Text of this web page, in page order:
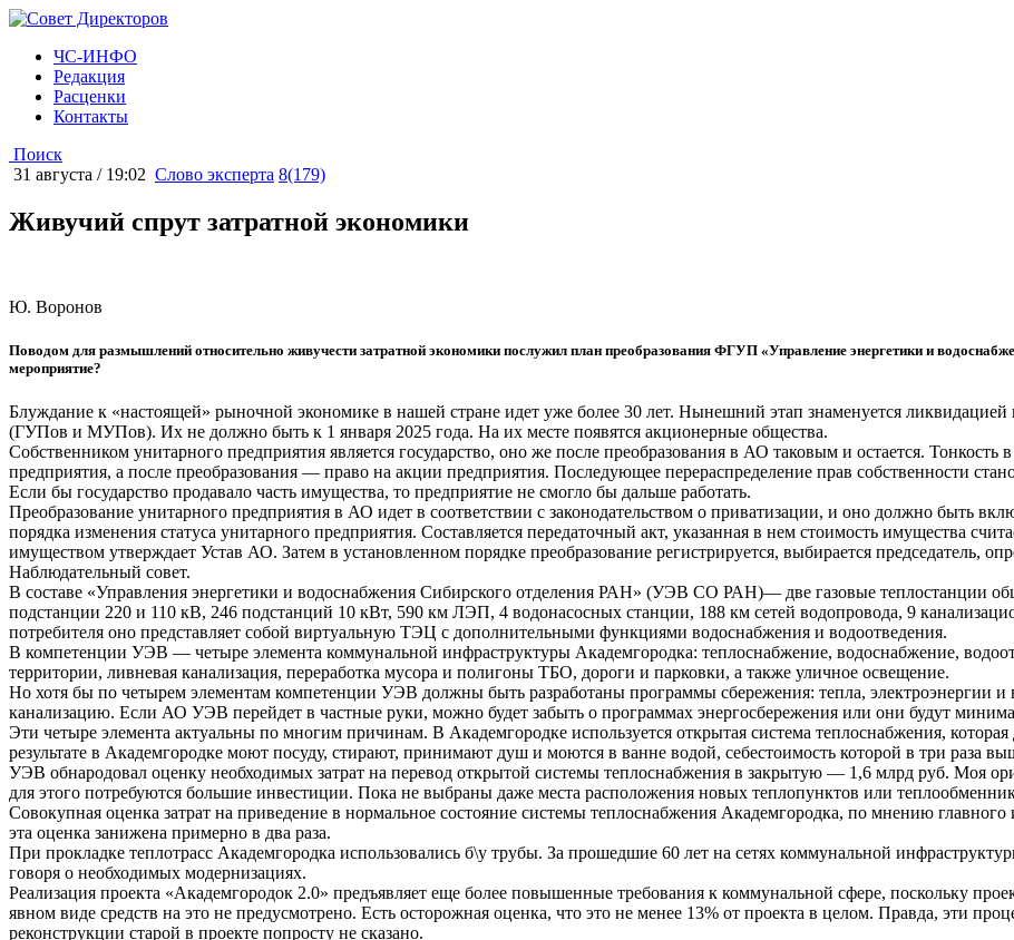
ЧС-ИНФО
Редакция
Расценки
Контакты
Поиск
31 августа / 19:02 Слово эксперта 8(179)
Живучий спрут затратной экономики
Ю. Воронов
Поводом для размышлений относительно живучести затратной экономики послужил план преобразования ФГУП «Управление энергетики и
мероприятие?
Блуждание к «настоящей» рыночной экономике в нашей стране идет уже более 30 лет. Нынешний этап знаменуется
(ГУПов и МУПов). Их не должно быть к 1 января 2025 года. На их месте появятся акционерные общества.
Собственником унитарного предприятия является государство, оно же после преобразования в АО таковым и остается.
предприятия, а после преобразования — право на акции предприятия. Последующее перераспределение прав собственности
Если бы государство продавало часть имущества, то предприятие не смогло бы дальше работать.
Преобразование унитарного предприятия в АО идет в соответствии с законодательством о приватизации, и оно должно быть
порядка изменения статуса унитарного предприятия. Составляется передаточный акт, указанная в нем стоимость имущества
имуществом утверждает Устав АО. Затем в установленном порядке преобразование регистрируется, выбирается председатель,
Наблюдательный совет.
В составе «Управления энергетики и водоснабжения Сибирского отделения РАН» (УЭВ СО РАН)— две газовые теплостанции
подстанции 220 и 110 кВ, 246 подстанций 10 кВт, 590 км ЛЭП, 4 водонасосных станции, 188 км сетей водопровода, 9
потребителя оно представляет собой виртуальную ТЭЦ с дополнительными функциями водоснабжения и водоотведения.
В компетенции УЭВ — четыре элемента коммунальной инфраструктуры Академгородка: теплоснабжение, водоснабжение,
территории, ливневая канализация, переработка мусора и полигоны ТБО, дороги и парковки, а также уличное освещение.
Но хотя бы по четырем элементам компетенции УЭВ должны быть разработаны программы сбережения: тепла, электроэнергии
канализацию. Если АО УЭВ перейдет в частные руки, можно будет забыть о программах энергосбережения или они будут
Эти четыре элемента актуальны по многим причинам. В Академгородке используется открытая система теплоснабжения,
результате в Академгородке моют посуду, стирают, принимают душ и моются в ванне водой, себестоимость которой в три раза
УЭВ обнародовал оценку необходимых затрат на перевод открытой системы теплоснабжения в закрытую — 1,6 млрд руб. Моя
для этого потребуются большие инвестиции. Пока не выбраны даже места расположения новых теплопунктов или
Совокупная оценка затрат на приведение в нормальное состояние системы теплоснабжения Академгородка, по мнению
эта оценка занижена примерно в два раза.
При прокладке теплотрасс Академгородка использовались б\у трубы. За прошедшие 60 лет на сетях коммунальной
говоря о необходимых модернизациях.
Реализация проекта «Академгородок 2.0» предъявляет еще более повышенные требования к коммунальной сфере, поскольку
явном виде средств на это не предусмотрено. Есть осторожная оценка, что это не менее 13% от проекта в целом. Правда, эти
реконструкции старой в проекте попросту не сказано.